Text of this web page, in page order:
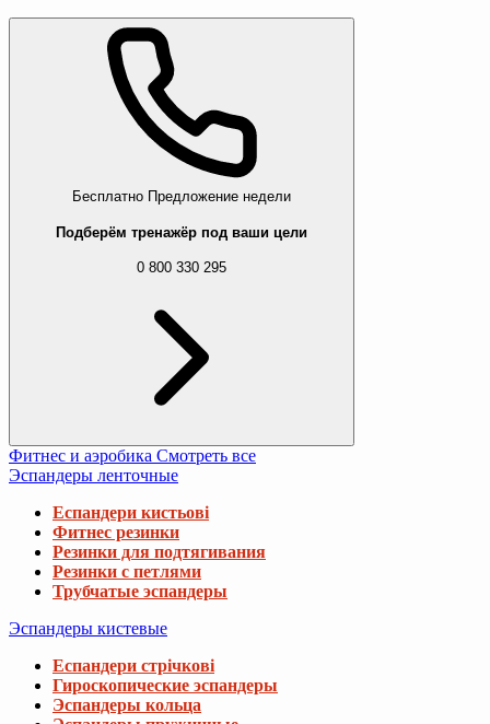
Бесплатно Предложение недели
Подберём тренажёр под ваши цели
0 800 330 295
Фитнес и аэробика Смотреть все
Эспандеры ленточные
Еспандери кистьові
Фитнес резинки
Резинки для подтягивания
Резинки с петлями
Трубчатые эспандеры
Эспандеры кистевые
Еспандери стрічкові
Гироскопические эспандеры
Эспандеры кольца